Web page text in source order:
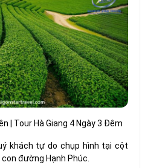
| Tour Hà Giang 4 Ngày 3 Đêm
khách tự do chụp hình tại cột
đường Hạnh Phúc.